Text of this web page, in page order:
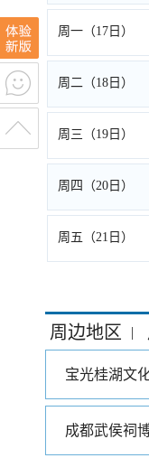
周一（17日）
周二（18日）
周三（19日）
周四（20日）
周五（21日）
周边地区 |
宝光桂湖文